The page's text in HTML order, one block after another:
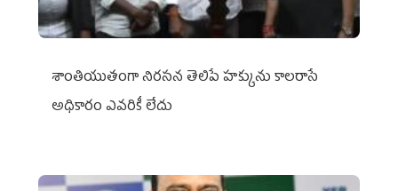
శాంతియుతంగా నిరసన తెలిపే హక్కును కాలరాసే
అధికారం ఎవరికీ లేదు